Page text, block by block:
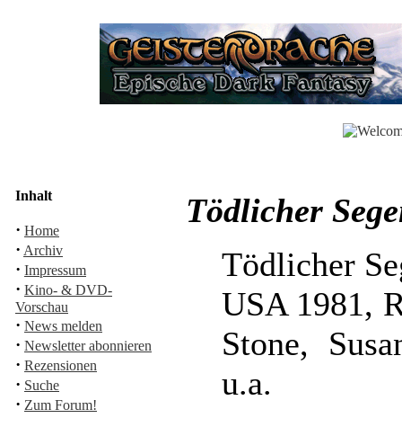
Inhalt
· Home
· Archiv
· Impressum
· Kino- & DVD-
Vorschau
· News melden
· Newsletter abonnieren
· Rezensionen
· Suche
· Zum Forum!
Tödlicher
Tödlicher
USA 1981,
Stone,
u.a.